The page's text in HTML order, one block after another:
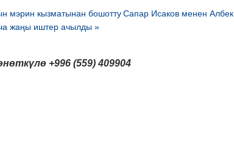
мэрин кызматынан бошоттуСапар Исаков менен Албек
жаңы иштер ачылды »
+996 (559) 409904